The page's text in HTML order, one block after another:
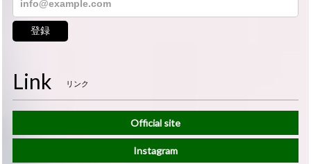
登録
Link リンク
Official site
Instagram